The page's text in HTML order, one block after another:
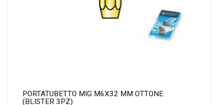
PORTATUBETTO MIG M6X32 MM OTTONE
(BLISTER 3PZ)